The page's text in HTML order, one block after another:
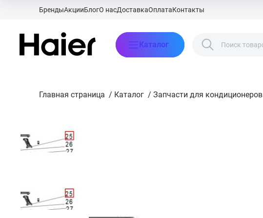
БрендыАкцииБлогО насДоставкаОплатаКонтакты
Каталог
Главная страница / Каталог / Запчасти для кондиционеров